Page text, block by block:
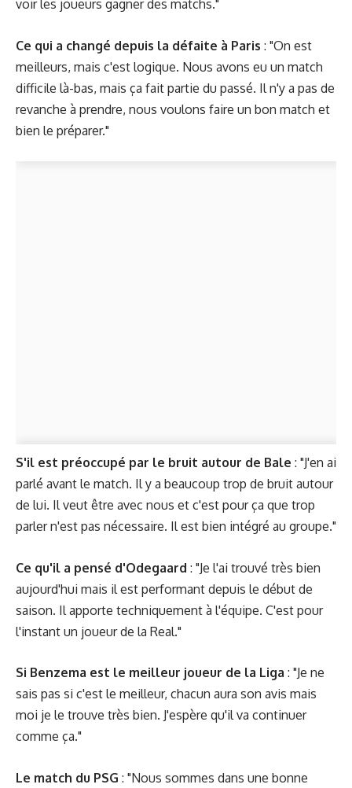
voir les joueurs gagner des matchs."
Ce qui a changé depuis la défaite à Paris : "On est
meilleurs, mais c'est logique. Nous avons eu un match
difficile là-bas, mais ça fait partie du passé. Il n'y a pas de
revanche à prendre, nous voulons faire un bon match et
bien le préparer."
S'il est préoccupé par le bruit autour de Bale : "J'en ai
parlé avant le match. Il y a beaucoup trop de bruit autour
de lui. Il veut être avec nous et c'est pour ça que trop
parler n'est pas nécessaire. Il est bien intégré au groupe."
Ce qu'il a pensé d'Odegaard : "Je l'ai trouvé très bien
aujourd'hui mais il est performant depuis le début de
saison. Il apporte techniquement à l'équipe. C'est pour
l'instant un joueur de la Real."
Si Benzema est le meilleur joueur de la Liga : "Je ne
sais pas si c'est le meilleur, chacun aura son avis mais
moi je le trouve très bien. J'espère qu'il va continuer
comme ça."
Le match du PSG : "Nous sommes dans une bonne